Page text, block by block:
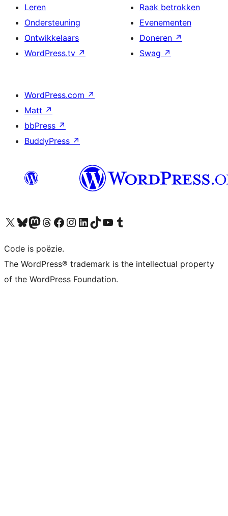
Leren
Ondersteuning
Ontwikkelaars
WordPress.tv ↗
Raak betrokken
Evenementen
Doneren ↗
Swag ↗
WordPress.com ↗
Matt ↗
bbPress ↗
BuddyPress ↗
Bezoek ons X (voorheen Twitter) account
Bezoek ons Bluesky account
Bezoek ons Mastodon account
Bezoek ons Threads account
Onze Facebook pagina bezoeken
Bezoek ons Instagram account
Bezoek ons LinkedIn account
Bezoek ons TikTok account
Bezoek ons YouTube kanaalBezoek ons Tumblr account
Code is poëzie.
The WordPress® trademark is the intellectual property
of the WordPress Foundation.